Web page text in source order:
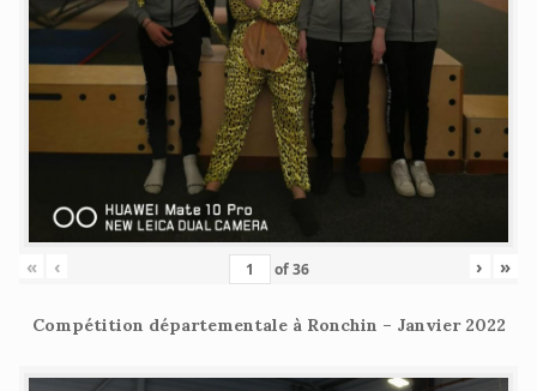
« ‹ of36 › »
Compétition départementale à Ronchin – Janvier 2022